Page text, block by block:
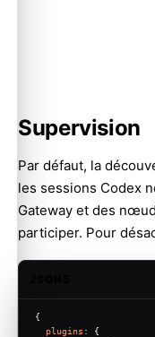
Supervision
Par défaut, la
les sessions Codex
Gateway et des
participer. Pour
{
plugins : {